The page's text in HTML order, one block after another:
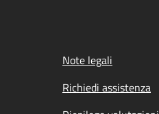
Note legali
Richiedi assistenza